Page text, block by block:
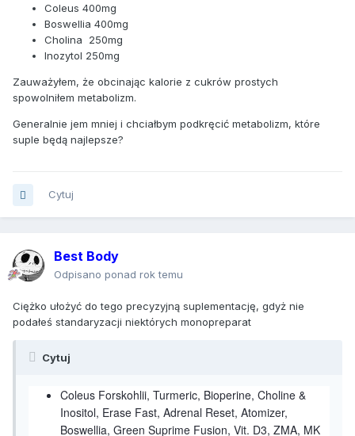
Coleus 400mg
Boswellia 400mg
Cholina 250mg
Inozytol 250mg
Zauważyłem, że obcinając kalorie z cukrów prostych
spowolniłem metabolizm.
Generalnie jem mniej i chciałbym podkręcić metabolizm, które
suple będą najlepsze?
Cytuj
Best Body
Odpisano ponad rok temu
Ciężko ułożyć do tego precyzyjną suplementację, gdyż nie
podałeś standaryzacji niektórych monopreparat
Cytuj
Coleus Forskohlii, Turmeric, Bioperine, Choline &
Inositol, Erase Fast, Adrenal Reset, Atomizer,
Boswellia, Green Suprime Fusion, Vit. D3, ZMA, MK